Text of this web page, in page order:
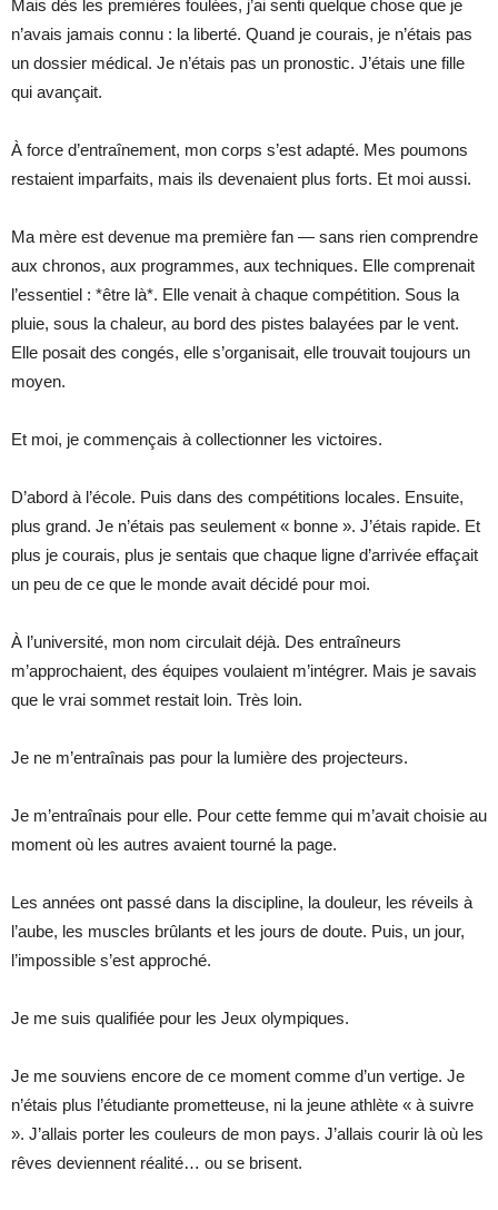
Mais dès les premières foulées, j’ai senti quelque chose que je
n’avais jamais connu : la liberté. Quand je courais, je n’étais pas
un dossier médical. Je n’étais pas un pronostic. J’étais une fille
qui avançait.
À force d’entraînement, mon corps s’est adapté. Mes poumons
restaient imparfaits, mais ils devenaient plus forts. Et moi aussi.
Ma mère est devenue ma première fan — sans rien comprendre
aux chronos, aux programmes, aux techniques. Elle comprenait
l’essentiel : *être là*. Elle venait à chaque compétition. Sous la
pluie, sous la chaleur, au bord des pistes balayées par le vent.
Elle posait des congés, elle s’organisait, elle trouvait toujours un
moyen.
Et moi, je commençais à collectionner les victoires.
D’abord à l’école. Puis dans des compétitions locales. Ensuite,
plus grand. Je n’étais pas seulement « bonne ». J’étais rapide. Et
plus je courais, plus je sentais que chaque ligne d’arrivée effaçait
un peu de ce que le monde avait décidé pour moi.
À l’université, mon nom circulait déjà. Des entraîneurs
m’approchaient, des équipes voulaient m’intégrer. Mais je savais
que le vrai sommet restait loin. Très loin.
Je ne m’entraînais pas pour la lumière des projecteurs.
Je m’entraînais pour elle. Pour cette femme qui m’avait choisie au
moment où les autres avaient tourné la page.
Les années ont passé dans la discipline, la douleur, les réveils à
l’aube, les muscles brûlants et les jours de doute. Puis, un jour,
l’impossible s’est approché.
Je me suis qualifiée pour les Jeux olympiques.
Je me souviens encore de ce moment comme d’un vertige. Je
n’étais plus l’étudiante prometteuse, ni la jeune athlète « à suivre
». J’allais porter les couleurs de mon pays. J’allais courir là où les
rêves deviennent réalité… ou se brisent.